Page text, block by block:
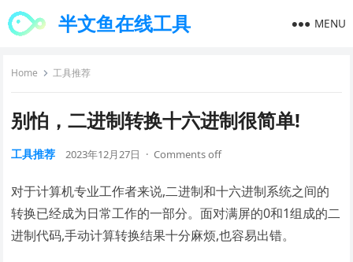
半文鱼在线工具 MENU
Home 工具推荐
别怕，二进制转换十六进制很简单!
工具推荐 2023年12月27日 · Comments off
对于计算机专业工作者来说,二进制和十六进制系统之间的
转换已经成为日常工作的一部分。面对满屏的0和1组成的二
进制代码,手动计算转换结果十分麻烦,也容易出错。